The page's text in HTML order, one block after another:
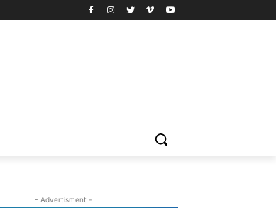
- Advertisment -